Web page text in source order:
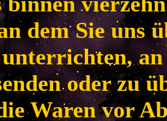
dem Sie uns
an
oder zu
Waren vor